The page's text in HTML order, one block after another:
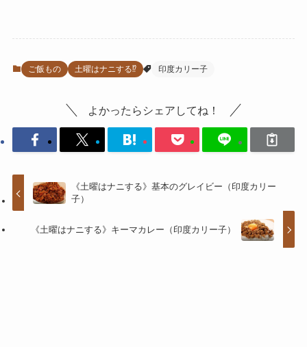
ご飯もの 土曜はナニする⁉ 印度カリー子
よかったらシェアしてね！
《土曜はナニする》基本のグレイビー（印度カリー
子）
《土曜はナニする》キーマカレー（印度カリー子）